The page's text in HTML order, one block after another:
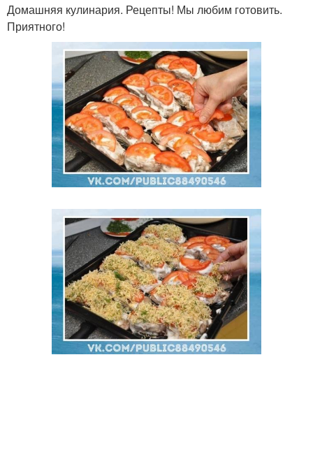
Домашняя кулинария. Рецепты! Мы любим готовить.
Приятного!